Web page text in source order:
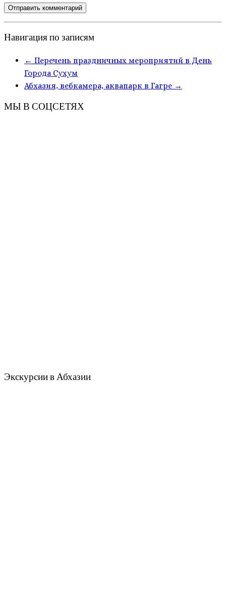
Навигация по записям
← Перечень праздничных мероприятий в День
Города Сухум
Абхазия, вебкамера, аквапарк в Гагре →
МЫ В СОЦСЕТЯХ
Экскурсии в Абхазии